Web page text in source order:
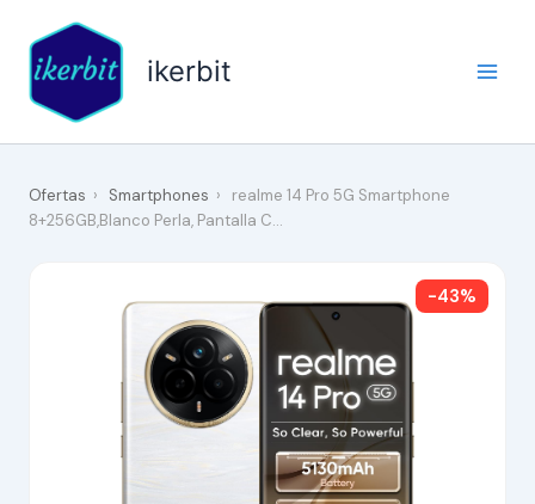
contenido
ikerbit
Ofertas › Smartphones ›
realme 14 Pro 5G Smartphone
8+256GB,Blanco Perla, Pantalla C…
-43%